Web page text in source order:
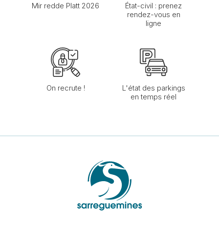
Mir redde Platt 2026
État-civil : prenez
rendez-vous en
ligne
On recrute !
L'état des parkings
en temps réel